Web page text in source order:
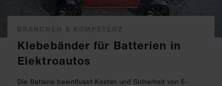
Klebebänder für Batterien in
Elektroautos
Die Batterie beeinflusst Kosten und Sicherheit von E-